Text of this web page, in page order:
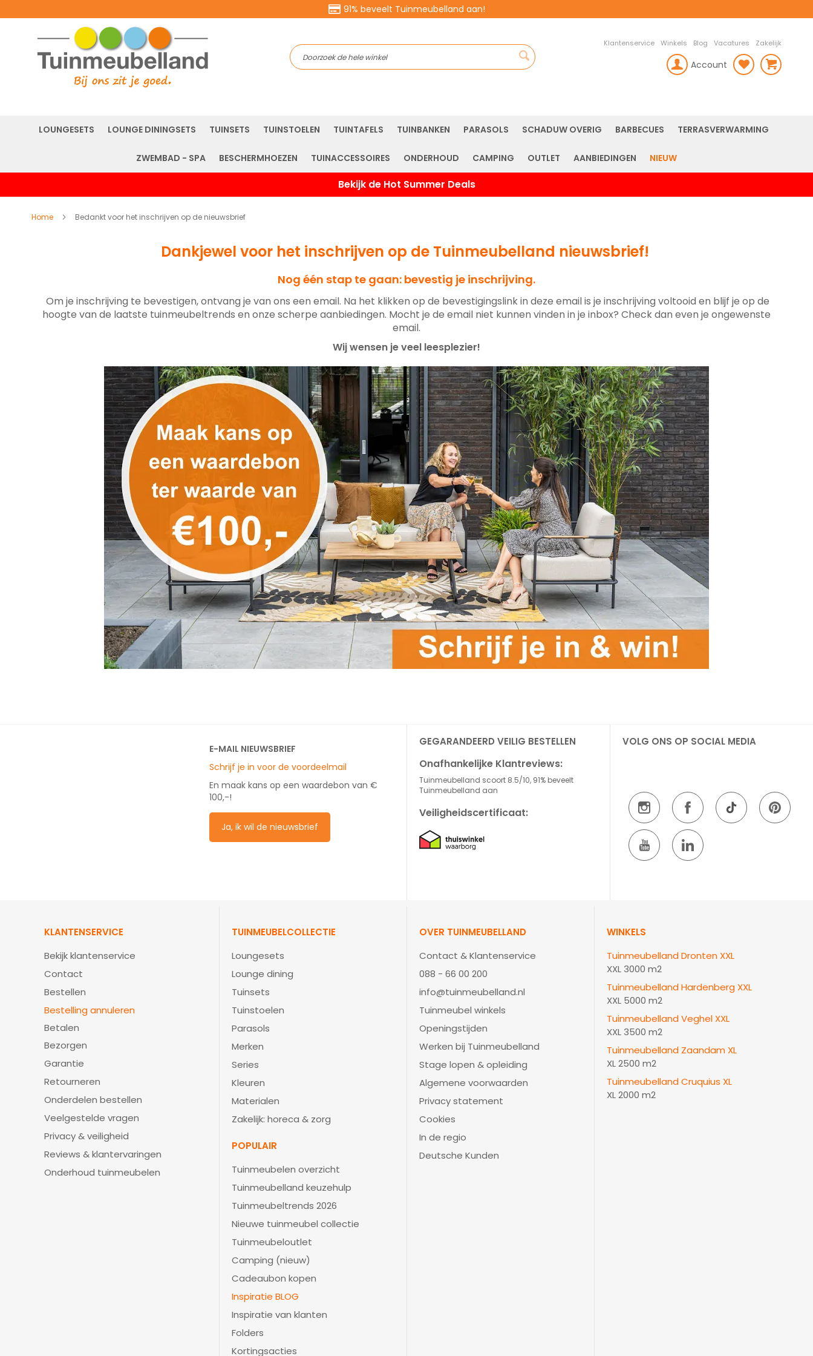
91% beveelt Tuinmeubelland aan!
Search
Klantenservice Winkels Blog Vacatures Zakelijk
Account
LOUNGESETS LOUNGE DININGSETS TUINSETS TUINSTOELEN TUINTAFELS TUINBANKEN PARASOLS SCHADUW OVERIG BARBECUES TERRASVERWARMING
ZWEMBAD - SPA BESCHERMHOEZEN TUINACCESSOIRES ONDERHOUD CAMPING OUTLET AANBIEDINGEN NIEUW
Bekijk de Hot Summer Deals
Home Bedankt voor het inschrijven op de nieuwsbrief
Dankjewel voor het inschrijven op de Tuinmeubelland nieuwsbrief!
Nog één stap te gaan: bevestig je inschrijving.
Om je inschrijving te bevestigen, ontvang je van ons een email. Na het klikken op de bevestigingslink in deze email is je inschrijving voltooid en blijf je op de
hoogte van de laatste tuinmeubeltrends en onze scherpe aanbiedingen. Mocht je de email niet kunnen vinden in je inbox? Check dan even je ongewenste
email.
Wij wensen je veel leesplezier!
E-MAIL NIEUWSBRIEF
Schrijf je in voor de voordeelmail
En maak kans op een waardebon van €
100,-!
Ja, ik wil de nieuwsbrief
GEGARANDEERD VEILIG BESTELLEN
Onafhankelijke Klantreviews:
Tuinmeubelland scoort 8.5/10, 91% beveelt
Tuinmeubelland aan
Veiligheidscertificaat:
VOLG ONS OP SOCIAL MEDIA
KLANTENSERVICE
Bekijk klantenservice
Contact
Bestellen
Bestelling annuleren
Betalen
Bezorgen
Garantie
Retourneren
Onderdelen bestellen
Veelgestelde vragen
Privacy & veiligheid
Reviews & klantervaringen
Onderhoud tuinmeubelen
TUINMEUBELCOLLECTIE
Loungesets
Lounge dining
Tuinsets
Tuinstoelen
Parasols
Merken
Series
Kleuren
Materialen
Zakelijk: horeca & zorg
POPULAIR
Tuinmeubelen overzicht
Tuinmeubelland keuzehulp
Tuinmeubeltrends 2026
Nieuwe tuinmeubel collectie
Tuinmeubeloutlet
Camping (nieuw)
Cadeaubon kopen
Inspiratie BLOG
Inspiratie van klanten
Folders
Kortingsacties
OVER TUINMEUBELLAND
Contact & Klantenservice
088 - 66 00 200
info@tuinmeubelland.nl
Tuinmeubel winkels
Openingstijden
Werken bij Tuinmeubelland
Stage lopen & opleiding
Algemene voorwaarden
Privacy statement
Cookies
In de regio
Deutsche Kunden
WINKELS
Tuinmeubelland Dronten XXL
XXL 3000 m2
Tuinmeubelland Hardenberg XXL
XXL 5000 m2
Tuinmeubelland Veghel XXL
XXL 3500 m2
Tuinmeubelland Zaandam XL
XL 2500 m2
Tuinmeubelland Cruquius XL
XL 2000 m2